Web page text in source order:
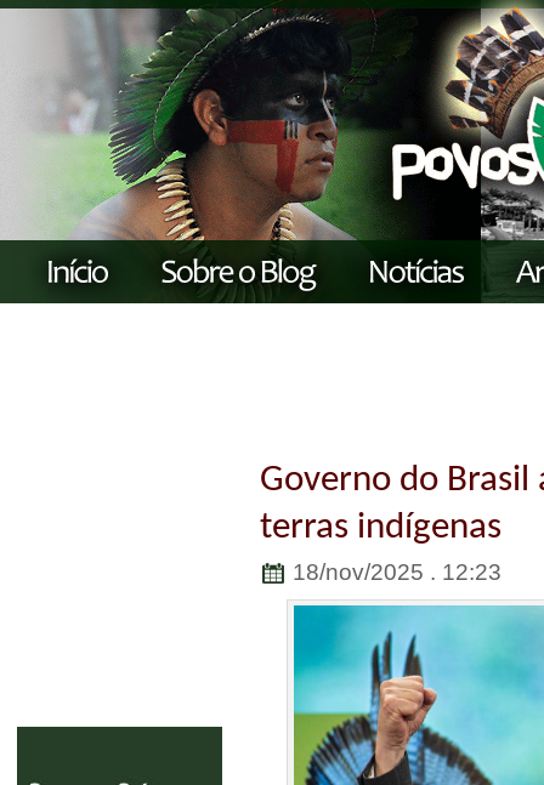
Governo do Brasil
terras indígenas
18/nov/2025 . 12:23